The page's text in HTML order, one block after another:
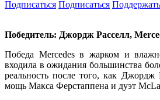
Подписаться Подписаться
Победитель: Джордж Расселл,
Победа Mercedes в жарком и
входила в ожидания большинства
реальность после того, как Джордж
мощь Макса Ферстаппена и дуэт